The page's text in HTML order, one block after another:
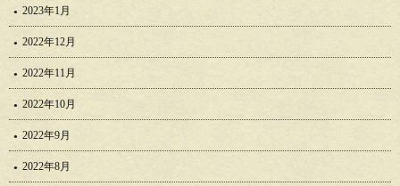
2023年1月
2022年12月
2022年11月
2022年10月
2022年9月
2022年8月